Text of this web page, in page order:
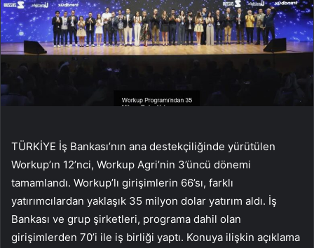
TÜRKİYE İş Bankası’nın ana destekçiliğinde yürütülen
Workup’ın 12’nci, Workup Agri’nin 3’üncü dönemi
tamamlandı. Workup’lı girişimlerin 66’sı, farklı
yatırımcılardan yaklaşık 35 milyon dolar yatırım aldı. İş
Bankası ve grup şirketleri, programa dahil olan
girişimlerden 70’i ile iş birliği yaptı. Konuya ilişkin açıklama